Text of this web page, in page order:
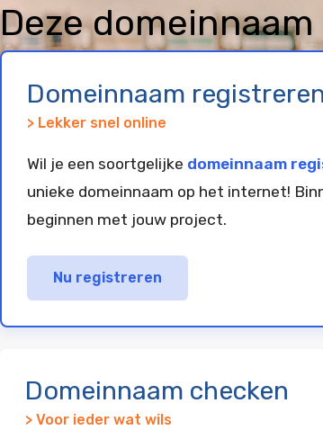
Deze
geregistreerd en
Domeinnaam registreren
> Lekker snel online
Wil je een soortgelijke domeinnaam
unieke domeinnaam op het internet!
beginnen met jouw project.
Nu registreren
Domeinnaam checken
> Voor ieder wat wils